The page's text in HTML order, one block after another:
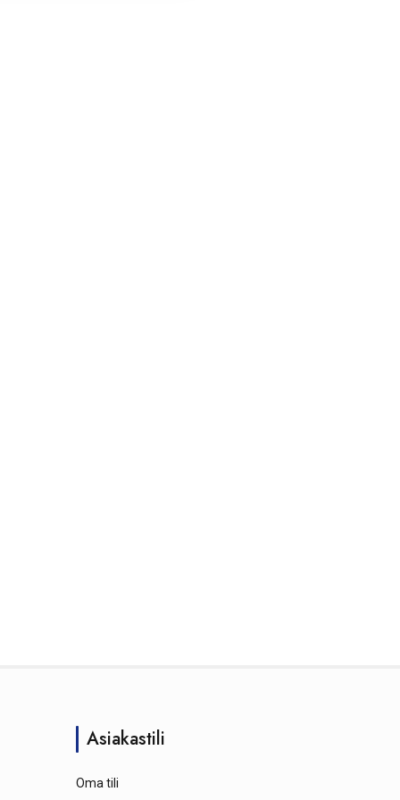
Asiakastili
Oma tili